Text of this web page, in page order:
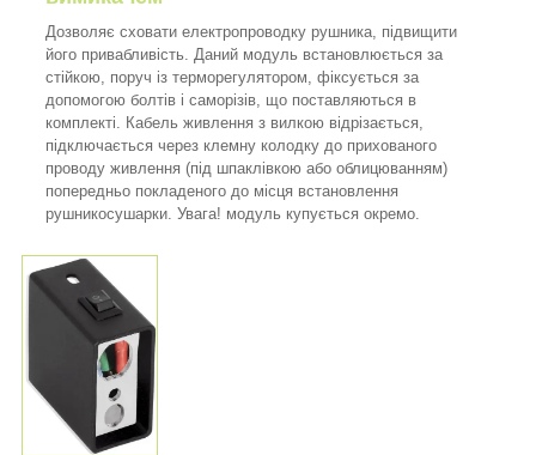
Дозволяє сховати електропроводку рушника, підвищити
його привабливість. Даний модуль встановлюється за
стійкою, поруч із терморегулятором, фіксується за
допомогою болтів і саморізів, що поставляються в
комплекті. Кабель живлення з вилкою відрізається,
підключається через клемну колодку до прихованого
проводу живлення (під шпаклівкою або облицюванням)
попередньо покладеного до місця встановлення
рушникосушарки. Увага! модуль купується окремо.